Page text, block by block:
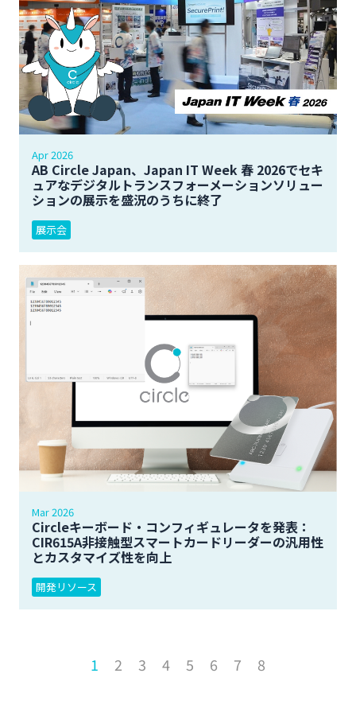
Apr 2026
AB Circle Japan、Japan IT Week 春 2026でセキ
ュアなデジタルトランスフォーメーションソリュー
ションの展示を盛況のうちに終了
展示会
Mar 2026
Circleキーボード・コンフィギュレータを発表：
CIR615A非接触型スマートカードリーダーの汎用性
とカスタマイズ性を向上
開発リソース
1 2 3 4 5 6 7 8